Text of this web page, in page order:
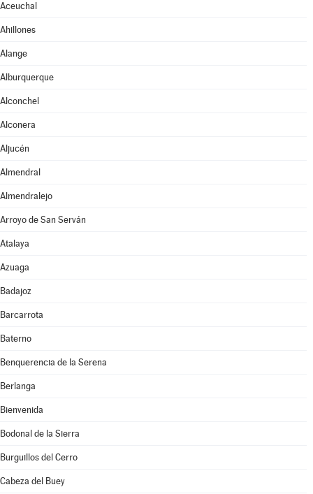
Aceuchal
Ahillones
Alange
Alburquerque
Alconchel
Alconera
Aljucén
Almendral
Almendralejo
Arroyo de San Serván
Atalaya
Azuaga
Badajoz
Barcarrota
Baterno
Benquerencia de la Serena
Berlanga
Bienvenida
Bodonal de la Sierra
Burguillos del Cerro
Cabeza del Buey